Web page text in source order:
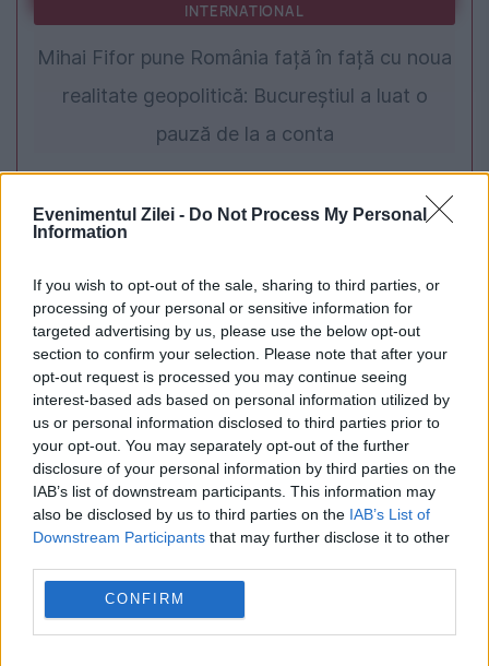
Evenimentul Zilei - Do Not Process My Personal
Information
If you wish to opt-out of the sale, sharing to third parties, or
processing of your personal or sensitive information for
targeted advertising by us, please use the below opt-out
section to confirm your selection. Please note that after your
opt-out request is processed you may continue seeing
interest-based ads based on personal information utilized by
us or personal information disclosed to third parties prior to
your opt-out. You may separately opt-out of the further
disclosure of your personal information by third parties on the
IAB’s list of downstream participants. This information may
also be disclosed by us to third parties on the IAB’s List of
Downstream Participants that may further disclose it to other
CONFIRM
INTERNATIONAL
Mihai Fifor pune România față în față cu noua
realitate geopolitică: Bucureștiul a luat o
pauză de la a conta
SOCIAL
Patriarhia Română salută decizia Curții
Constituționale din Polonia. Adrian Agachi:
Conștiința creștină rămâne vie